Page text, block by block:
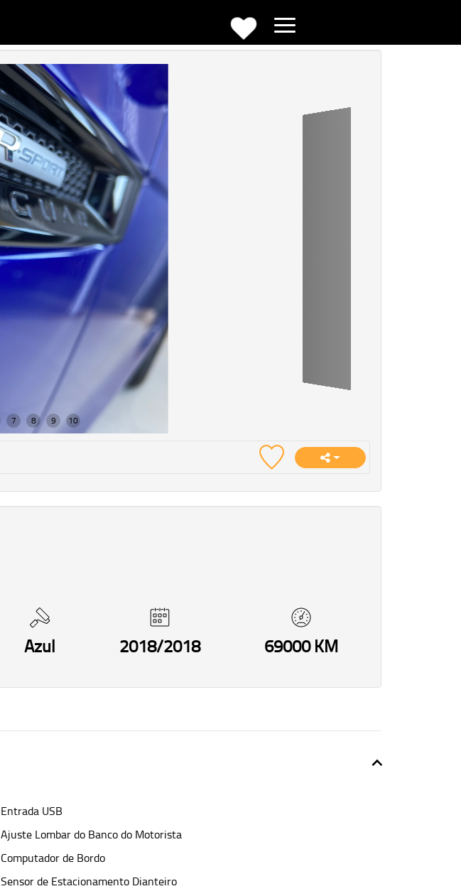
Azul 2018/2018 69000 KM
Entrada USB
Ajuste Lombar do Banco do Motorista
Computador de Bordo
Sensor de Estacionamento Dianteiro